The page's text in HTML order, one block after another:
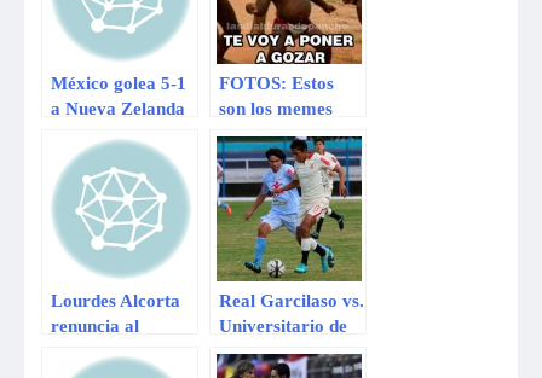
México golea 5-1
a Nueva Zelanda
y abraza a Brasil
2014
FOTOS: Estos
son los memes
que calientan el
partido entre
Perú vs. Bolivia
Lourdes Alcorta
renuncia al
Partido Popular
Real Garcilaso vs.
Universitario de
Deportes: primer